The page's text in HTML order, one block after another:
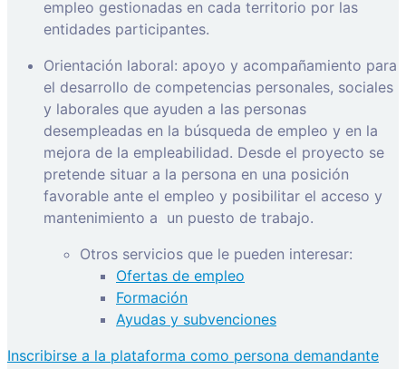
empleo gestionadas en cada territorio por las
entidades participantes.
Orientación laboral: apoyo y acompañamiento para
el desarrollo de competencias personales, sociales
y laborales que ayuden a las personas
desempleadas en la búsqueda de empleo y en la
mejora de la empleabilidad. Desde el proyecto se
pretende situar a la persona en una posición
favorable ante el empleo y posibilitar el acceso y
mantenimiento a un puesto de trabajo.
Otros servicios que le pueden interesar:
Ofertas de empleo
Formación
Ayudas y subvenciones
Inscribirse a la plataforma como persona demandante